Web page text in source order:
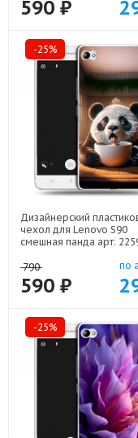
590 ₽
-25%
Дизайнерский
чехол для Lenovo S90
смешная панда арт:
790
590 ₽
по
-25%